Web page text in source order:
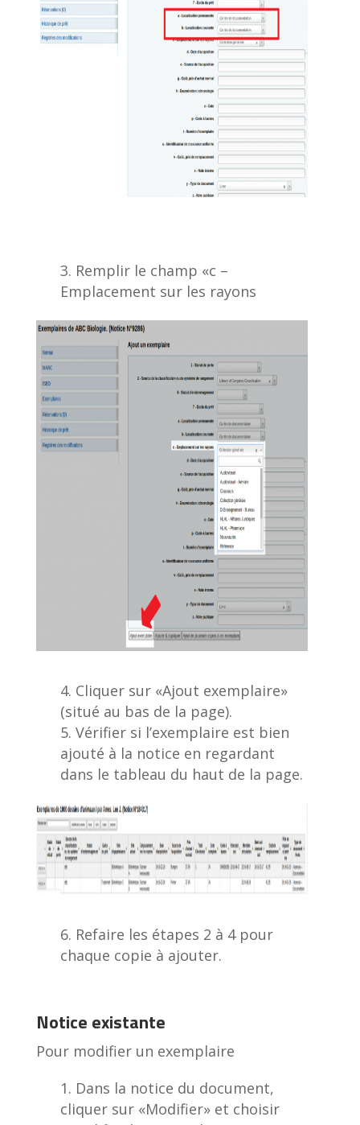
Remplir le champ «c –
Emplacement sur les rayons
Cliquer sur «Ajout exemplaire»
(situé au bas de la page).
Vérifier si l’exemplaire est bien
ajouté à la notice en regardant
dans le tableau du haut de la page.
Refaire les étapes 2 à 4 pour
chaque copie à ajouter.
Notice existante
Pour modifier un exemplaire
Dans la notice du document,
cliquer sur «Modifier» et choisir